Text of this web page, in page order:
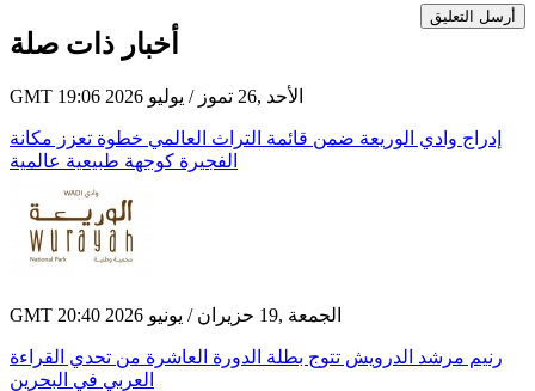
أرسل التعليق
أخبار ذات صلة
GMT 19:06 2026 الأحد ,26 تموز / يوليو
إدراج وادي الوريعة ضمن قائمة التراث العالمي خطوة تعزز مكانة
الفجيرة كوجهة طبيعية عالمية
GMT 20:40 2026 الجمعة ,19 حزيران / يونيو
رنيم مرشد الدرويش تتوج بطلة الدورة العاشرة من تحدي القراءة
العربي في البحرين